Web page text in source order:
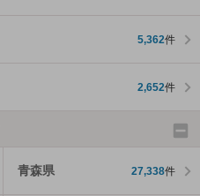
5,362件
2,652件
青森県 27,338件